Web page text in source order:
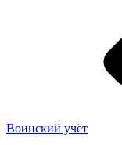
Воинский учёт